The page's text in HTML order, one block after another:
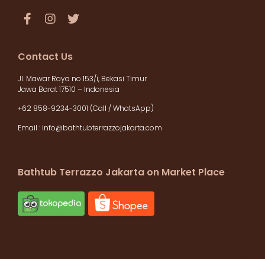
Contact Us
Jl. Mawar Raya no 153/i, Bekasi Timur
Jawa Barat 17510 – Indonesia
+62 858-9234-3001 (Call / WhatsApp)
Email : info@bathtubterrazzojakarta.com
Bathtub Terrazzo Jakarta on Market Place